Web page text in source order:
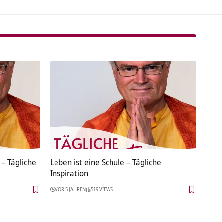
Tägliche
Leben ist eine Schule – Tägliche
Inspiration
VOR 5 JAHREN 519 VIEWS